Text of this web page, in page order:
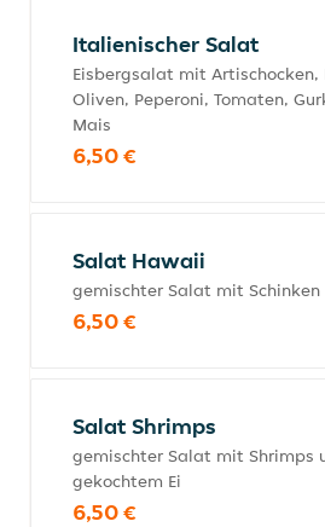
Italienischer Salat
Eisbergsalat mit Artischocken,
Oliven, Peperoni, Tomaten,
Mais
6,50 €
Salat Hawaii
gemischter Salat mit Schinken
6,50 €
Salat Shrimps
gemischter Salat mit Shrimps
gekochtem Ei
6,50 €